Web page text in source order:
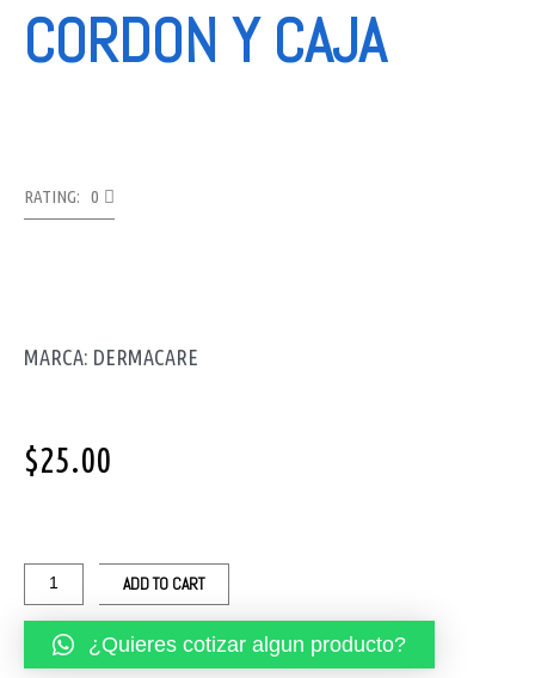
CORDON Y CAJA
RATING: 0
MARCA: DERMACARE
$25.00
REUSABLE
CON
CORDON
CAJA
ADD TO CART
¿Quieres cotizar algun producto?